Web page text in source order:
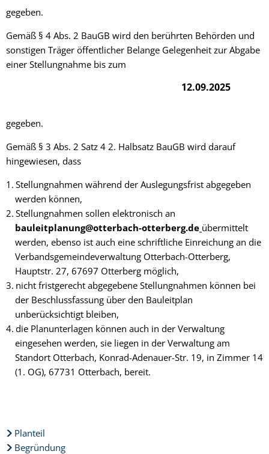
gegeben.
Gemäß § 4 Abs. 2 BauGB wird den berührten Behörden und
sonstigen Träger öffentlicher Belange Gelegenheit zur Abgabe
einer Stellungnahme bis zum
12.09.2025
gegeben.
Gemäß § 3 Abs. 2 Satz 4 2. Halbsatz BauGB wird darauf
hingewiesen, dass
Stellungnahmen während der Auslegungsfrist abgegeben
werden können,
Stellungnahmen sollen elektronisch an
bauleitplanung@otterbach-otterberg.de übermittelt
werden, ebenso ist auch eine schriftliche Einreichung an die
Verbandsgemeindeverwaltung Otterbach-Otterberg,
Hauptstr. 27, 67697 Otterberg möglich,
nicht fristgerecht abgegebene Stellungnahmen können bei
der Beschlussfassung über den Bauleitplan
unberücksichtigt bleiben,
die Planunterlagen können auch in der Verwaltung
eingesehen werden, sie liegen in der Verwaltung am
Standort Otterbach, Konrad-Adenauer-Str. 19, in Zimmer 14
(1. OG), 67731 Otterbach, bereit.
Planteil
Begründung